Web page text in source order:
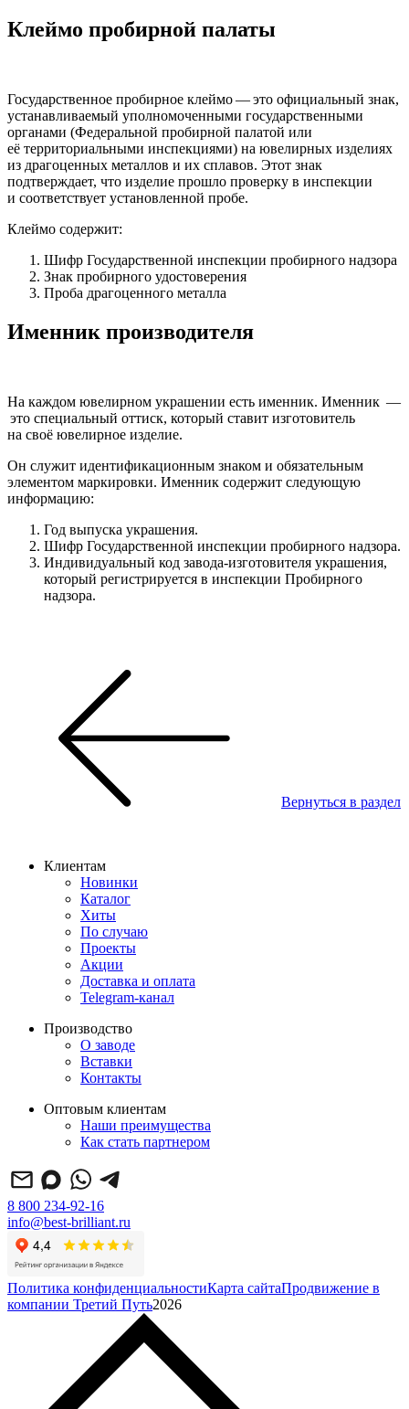
Клеймо пробирной палаты
Государственное пробирное клеймо — это официальный знак,
устанавливаемый уполномоченными государственными
органами (Федеральной пробирной палатой или
её территориальными инспекциями) на ювелирных изделиях
из драгоценных металлов и их сплавов. Этот знак
подтверждает, что изделие прошло проверку в инспекции
и соответствует установленной пробе.
Клеймо содержит:
Шифр Государственной инспекции пробирного надзора
Знак пробирного удостоверения
Проба драгоценного металла
Именник производителя
На каждом ювелирном украшении есть именник. Именник —
это специальный оттиск, который ставит изготовитель
на своё ювелирное изделие.
Он служит идентификационным знаком и обязательным
элементом маркировки. Именник содержит следующую
информацию:
Год выпуска украшения.
Шифр Государственной инспекции пробирного надзора.
Индивидуальный код завода-изготовителя украшения,
который регистрируется в инспекции Пробирного
надзора.
Вернуться в раздел
Клиентам
Новинки
Каталог
Хиты
По случаю
Проекты
Акции
Доставка и оплата
Telegram-канал
Производство
О заводе
Вставки
Контакты
Оптовым клиентам
Наши преимущества
Как стать партнером
8 800 234-92-16
info@best-brilliant.ru
Политика конфиденциальностиКарта сайтаПродвижение в
компании Третий Путь2026